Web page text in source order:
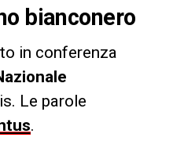
bianconero
in conferenza
Le parole
.